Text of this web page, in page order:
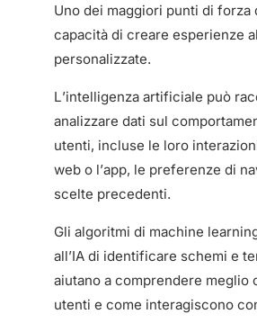
Uno dei maggiori punti di forza
capacità di creare esperienze
personalizzate.
L’intelligenza artificiale può
analizzare dati sul
utenti, incluse le loro
web o l’app, le preferenze di
scelte precedenti.
Gli algoritmi di machine
all’IA di identificare schemi e
aiutano a comprendere meglio
utenti e come interagiscono